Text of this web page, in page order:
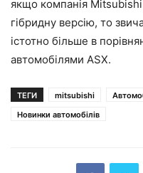
якщо компанія Mitsubishi
гібридну версію, то
істотно більше в
автомобілями ASX.
ТЕГИ mitsubishi
Новинки автомобілів